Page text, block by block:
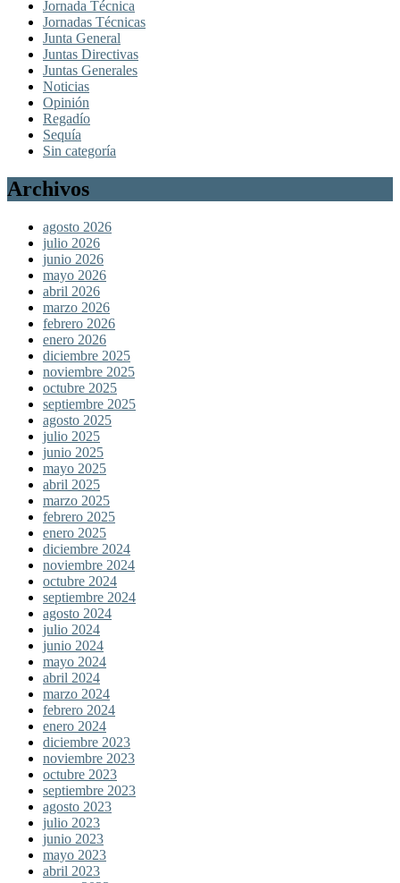
Jornada Técnica
Jornadas Técnicas
Junta General
Juntas Directivas
Juntas Generales
Noticias
Opinión
Regadío
Sequía
Sin categoría
Archivos
agosto 2026
julio 2026
junio 2026
mayo 2026
abril 2026
marzo 2026
febrero 2026
enero 2026
diciembre 2025
noviembre 2025
octubre 2025
septiembre 2025
agosto 2025
julio 2025
junio 2025
mayo 2025
abril 2025
marzo 2025
febrero 2025
enero 2025
diciembre 2024
noviembre 2024
octubre 2024
septiembre 2024
agosto 2024
julio 2024
junio 2024
mayo 2024
abril 2024
marzo 2024
febrero 2024
enero 2024
diciembre 2023
noviembre 2023
octubre 2023
septiembre 2023
agosto 2023
julio 2023
junio 2023
mayo 2023
abril 2023